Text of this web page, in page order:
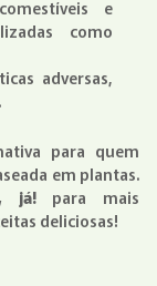
e
como
adversas,
para quem
em plantas.
já!para mais
deliciosas!